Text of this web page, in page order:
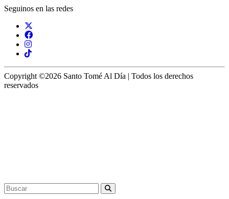
Seguinos en las redes
Copyright ©2026 Santo Tomé Al Día | Todos los derechos
reservados